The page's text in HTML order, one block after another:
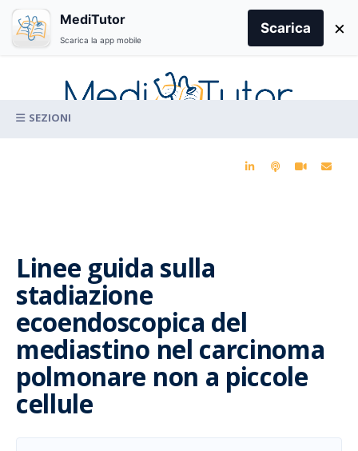
content
Linee guida sulla
stadiazione
ecoendoscopica del
mediastino nel carcinoma
polmonare non a piccole
cellule
for:
MediTutor
Scarica la app mobile
Scarica ×